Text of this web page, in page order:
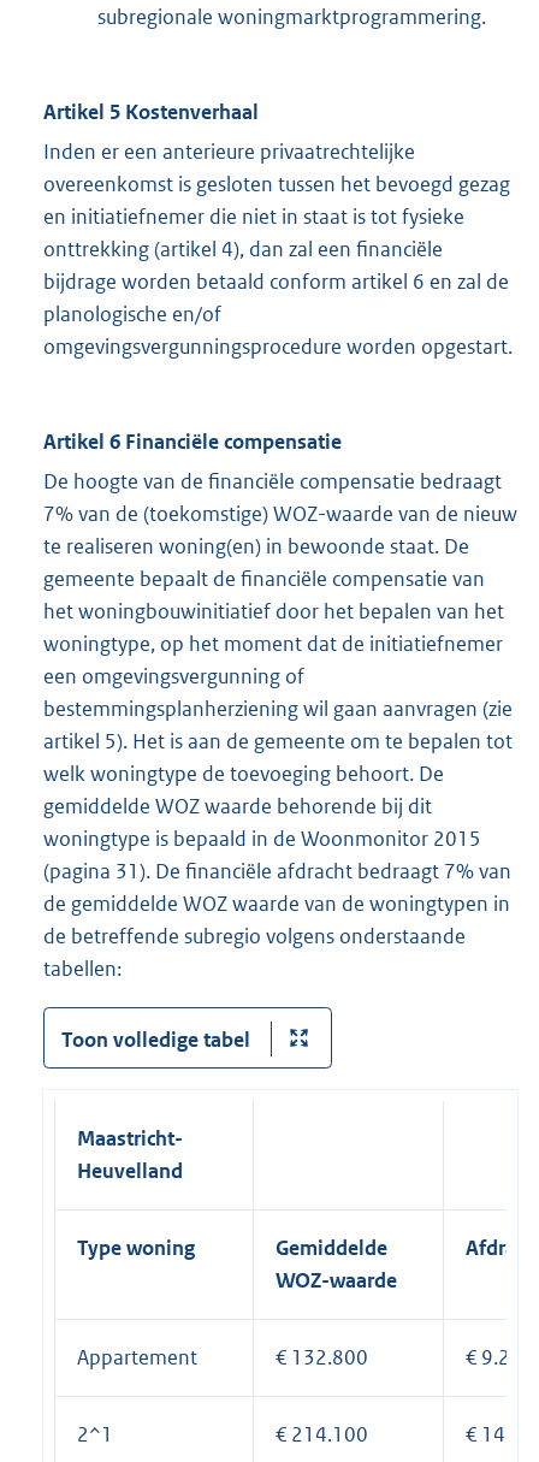
subregionale woningmarktprogrammering.
Artikel 5 Kostenverhaal
Inden er een anterieure privaatrechtelijke
overeenkomst is gesloten tussen het bevoegd gezag
en initiatiefnemer die niet in staat is tot fysieke
onttrekking (artikel 4), dan zal een financiële
bijdrage worden betaald conform artikel 6 en zal de
planologische en/of
omgevingsvergunningsprocedure worden opgestart.
Artikel 6 Financiële compensatie
De hoogte van de financiële compensatie bedraagt
7% van de (toekomstige) WOZ-waarde van de nieuw
te realiseren woning(en) in bewoonde staat. De
gemeente bepaalt de financiële compensatie van
het woningbouwinitiatief door het bepalen van het
woningtype, op het moment dat de initiatiefnemer
een omgevingsvergunning of
bestemmingsplanherziening wil gaan aanvragen (zie
artikel 5). Het is aan de gemeente om te bepalen tot
welk woningtype de toevoeging behoort. De
gemiddelde WOZ waarde behorende bij dit
woningtype is bepaald in de Woonmonitor 2015
(pagina 31). De financiële afdracht bedraagt 7% van
de gemiddelde WOZ waarde van de woningtypen in
de betreffende subregio volgens onderstaande
tabellen:
Toon volledige tabel
Maastricht-
Heuvelland
Type woning
Gemiddelde
WOZ-waarde
Appartement € 132.800 € 9.296
2^1 € 214.100 €